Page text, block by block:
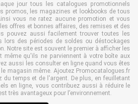
jour tous les catalogues promotionnels
promos, les magazines et lookbooks de tous
vous ne ratez aucune promotion et vous
offres et bonnes affaires, des remises et des
pouvez aussi facilement trouver toutes les
lors des périodes de soldes ou déstockages
Notre site est souvent le premier à afficher les
même qu'ils ne parviennent à votre boîte aux
aussi les consulter en ligne quand vous êtes
magasin même. Ajoutez Promocatalogues.fr
temps et de l'argent. De plus, en feuilletant
en ligne, vous contribuez aussi à réduire le
très avantageux pour l’environnement.